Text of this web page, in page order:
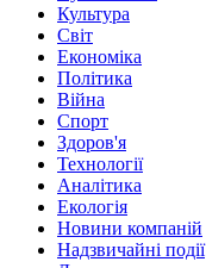
Культура
Світ
Економіка
Політика
Війна
Спорт
Здоров'я
Технології
Аналітика
Екологія
Новини компаній
Надзвичайні події